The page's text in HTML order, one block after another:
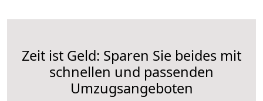
Zeit ist Geld: Sparen Sie beides mit
schnellen und passenden
Umzugsangeboten